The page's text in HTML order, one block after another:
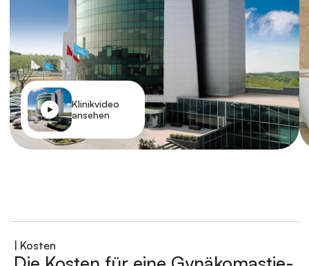
Klinikvideo
ansehen
| Kosten